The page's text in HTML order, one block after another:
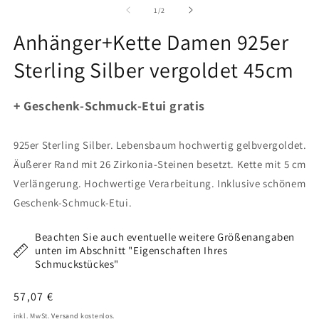
1/von
2
Anhänger+Kette Damen 925er
Sterling Silber vergoldet 45cm
+ Geschenk-Schmuck-Etui gratis
925er Sterling Silber. Lebensbaum hochwertig gelbvergoldet.
Äußerer Rand mit 26 Zirkonia-Steinen besetzt. Kette mit 5 cm
Verlängerung. Hochwertige Verarbeitung. Inklusive schönem
Geschenk-Schmuck-Etui.
Beachten Sie auch eventuelle weitere Größenangaben
unten im Abschnitt "Eigenschaften Ihres
Schmuckstückes"
Normaler
Preis
57,07 €
inkl. MwSt.Versand kostenlos.